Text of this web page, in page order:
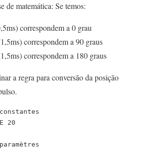
de matemática: Se temos:
correspondem a 0 grau
correspondem a 90 graus
correspondem a 180 graus
a regra para conversão da posição
20